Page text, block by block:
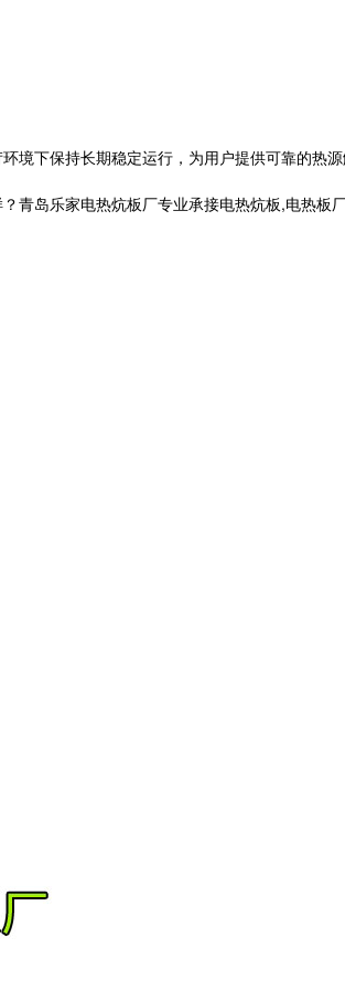
境下保持长期稳定运行，为用户提供可靠的
青岛乐家电热炕板厂专业承接电热炕板,电热板